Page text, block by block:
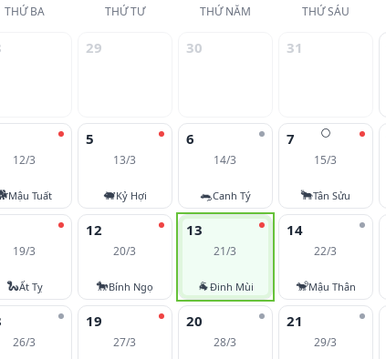
THỨ BA THỨ TƯ THỨ NĂM THỨ SÁU
29 30 31
12/3
Mậu Tuất
5
13/3
🐖Kỷ Hợi
6
14/3
🐀Canh Tý
🌕
7
15/3
🐂Tân Sửu
19/3
🐍Ất Tỵ
12
20/3
🐎Bính Ngọ
13
21/3
🐐Đinh Mùi
14
22/3
🐒Mậu Thân
26/3
19
27/3
20
28/3
21
29/3